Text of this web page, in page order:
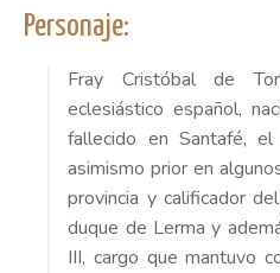
Personaje:
Fray Cristóbal de
eclesiástico español,
fallecido en Santafé,
asimismo prior en
provincia y calificador
duque de Lerma y
III, cargo que mantuvo